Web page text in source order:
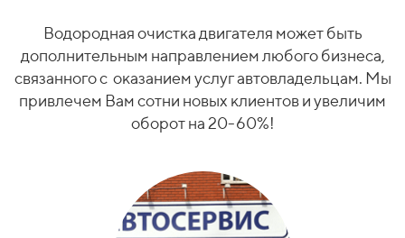
Водородная очистка двигателя может быть
дополнительным направлением любого бизнеса,
связанного с оказанием услуг автовладельцам. Мы
привлечем Вам сотни новых клиентов и увеличим
оборот на 20-60%!